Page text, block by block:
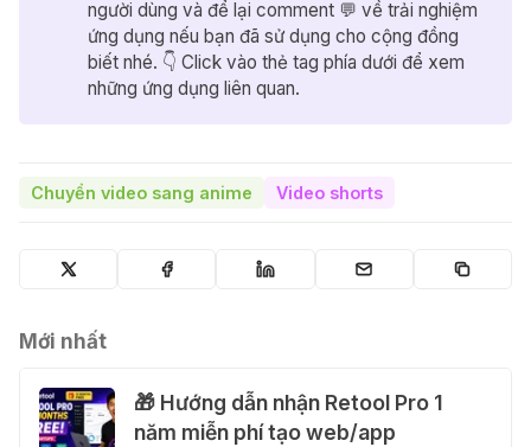
người dùng và để lại comment 💬 về trải nghiệm
ứng dụng nếu bạn đã sử dụng cho cộng đồng
biết nhé. 👇 Click vào thẻ tag phía dưới để xem
những ứng dụng liên quan.
Chuyển video sang anime Video shorts
Mới nhất
🎁 Hướng dẫn nhận Retool Pro 1
năm miễn phí tạo web/app